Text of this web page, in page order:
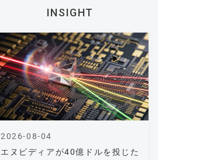
INSIGHT
エヌビディアが40億ドルを投じた
2026-08-04